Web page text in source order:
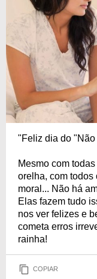
"Feliz dia do
Mesmo com
orelha, com todos
moral... Não há
Elas fazem tudo
nos ver felizes e
cometa erros
rainha!
COPIAR